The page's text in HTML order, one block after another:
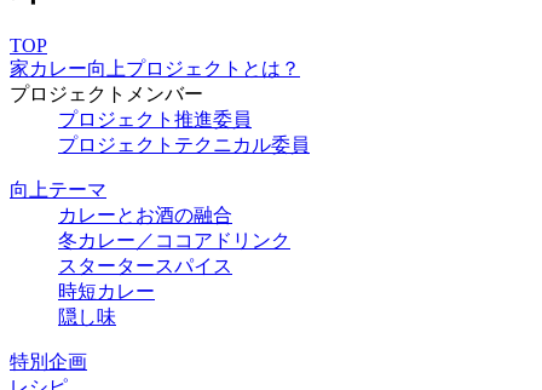
TOP
家カレー向上プロジェクトとは？
プロジェクトメンバー
プロジェクト推進委員
プロジェクトテクニカル委員
向上テーマ
カレーとお酒の融合
冬カレー／ココアドリンク
スタータースパイス
時短カレー
隠し味
特別企画